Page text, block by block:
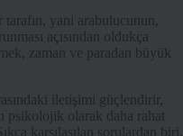
yani arabulucunun,
açısından oldukça
zaman ve paradan büyük
iletişimi güçlendirir,
psikolojik olarak daha rahat
karşılaşılan sorulardan biri,